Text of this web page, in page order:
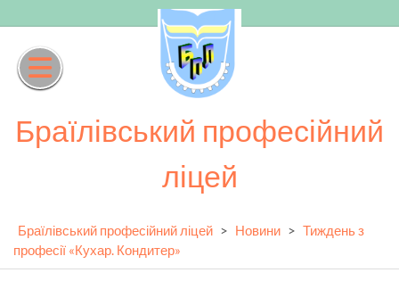
to
content
Браїлівський професійний
ліцей
Браїлівський професійний ліцей > Новини > Тиждень з
професії «Кухар. Кондитер»